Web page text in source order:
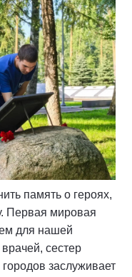
память о героях,
Первая мировая
для нашей
сестер
заслуживает